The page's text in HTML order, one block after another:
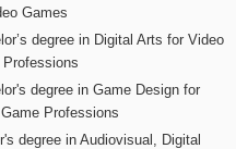
Games
degree in Digital Arts for Video
Professions
degree in Game Design for
Professions
degree in Audiovisual, Digital